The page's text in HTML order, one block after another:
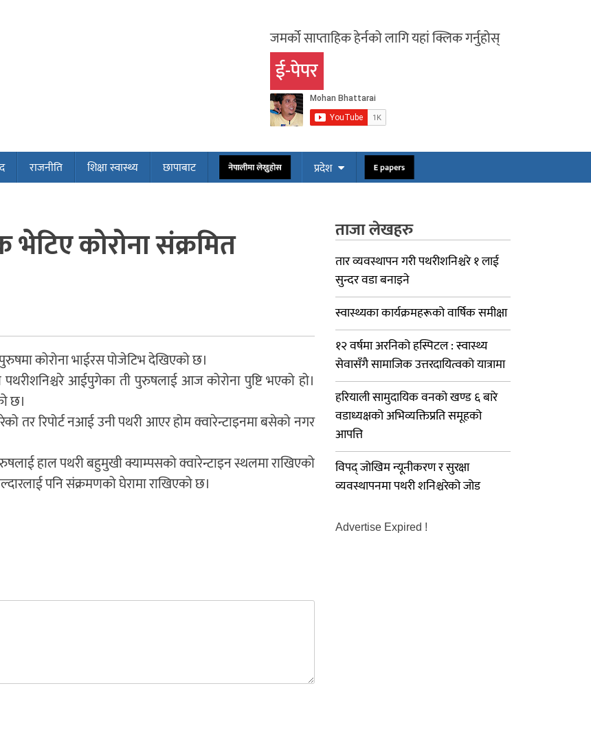
जमर्को साप्ताहिक हेर्नको लागि यहां क्लिक गर्नुहोस्
ई-पेपर
राजनीति शिक्षा स्वास्थ्य छापाबाट नेपालीमा लेख्नुहोस प्रदेश E papers
भेटिए कोरोना संक्रमित
कोरोना भाईरस पोजेटिभ देखिएको छ।
आईपुगेका ती पुरुषलाई आज कोरोना पुष्टि भएको हो।
छ।
तर रिपोर्ट नआई उनी पथरी आएर होम क्वारेन्टाइनमा बसेको नगर
हाल पथरी बहुमुखी क्याम्पसको क्वारेन्टाइन स्थलमा राखिएको
पनि संक्रमणको घेरामा राखिएको छ।
ताजा लेखहरु
तार व्यवस्थापन गरी पथरीशनिश्चरे १ लाई
सुन्दर वडा बनाइने
स्वास्थ्यका कार्यक्रमहरूको वार्षिक समीक्षा
१२ वर्षमा अरनिको हस्पिटल : स्वास्थ्य
सेवासँगै सामाजिक उत्तरदायित्वको यात्रामा
हरियाली सामुदायिक वनको खण्ड ६ बारे
वडाध्यक्षको अभिव्यक्तिप्रति समूहको
आपत्ति
विपद् जोखिम न्यूनीकरण र सुरक्षा
व्यवस्थापनमा पथरी शनिश्चरेको जोड
Advertise Expired !